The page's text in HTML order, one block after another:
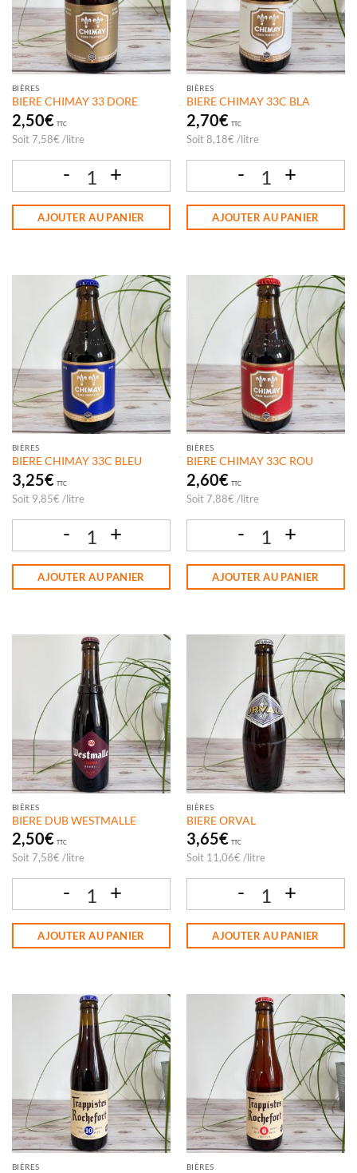
BIÈRES
BIERE CHIMAY 33 DORE
2,50€ TTC
Soit 7,58€ /litre
AJOUTER AU PANIER
BIÈRES
BIERE CHIMAY 33C BLA
2,70€ TTC
Soit 8,18€ /litre
AJOUTER AU PANIER
BIÈRES
BIERE CHIMAY 33C BLEU
3,25€ TTC
Soit 9,85€ /litre
AJOUTER AU PANIER
BIÈRES
BIERE CHIMAY 33C ROU
2,60€ TTC
Soit 7,88€ /litre
AJOUTER AU PANIER
BIÈRES
BIERE DUB WESTMALLE
2,50€ TTC
Soit 7,58€ /litre
AJOUTER AU PANIER
BIÈRES
BIERE ORVAL
3,65€ TTC
Soit 11,06€ /litre
AJOUTER AU PANIER
BIÈRES BIÈRES